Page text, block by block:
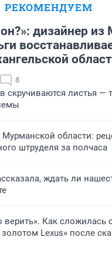
РЕКОМЕНДУЕМ
дизайнер
8
скручиваются листья —
области:
штруделя за полчаса
ждать ли
верить». Как сложилась
Lexus» после